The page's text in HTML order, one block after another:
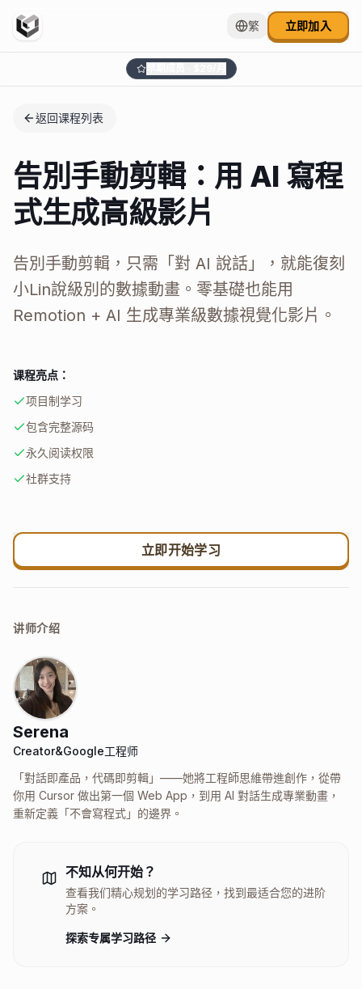
繁 立即加入
早期成员 · $
返回课程列表
告別手動剪輯：用 AI 寫程
式生成高級影片
告別手動剪輯，只需「對 AI 說話」，就能復刻
小Lin說級別的數據動畫。零基礎也能用
Remotion + AI 生成專業級數據視覺化影片。
课程亮点：
项目制学习
包含完整源码
永久阅读权限
社群支持
立即开始学习
讲师介绍
Serena
Creator&Google工程师
「對話即產品，代碼即剪輯」——她將工程師思維帶進創作，從帶
你用 Cursor 做出第一個 Web App，到用 AI 對話生成專業動畫，
重新定義「不會寫程式」的邊界。
不知从何开始？
查看我们精心规划的学习路径，找到最适合您的进阶
方案。
探索专属学习路径